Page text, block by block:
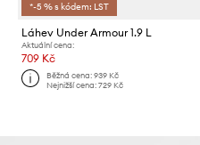
*-5 % s kódem: LST
Láhev Under Armour 1.9 L
Aktuální cena:
709 Kč
Běžná cena:939 Kč
Nejnižší cena:729 Kč